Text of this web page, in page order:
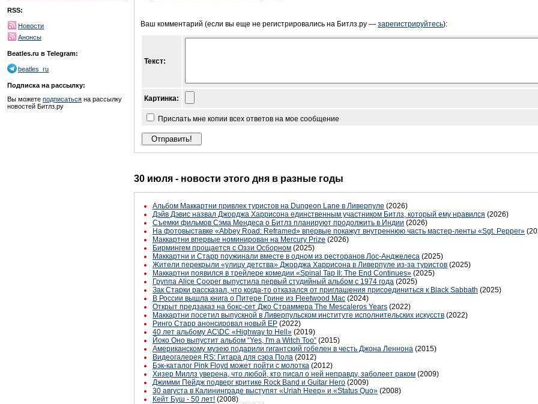
RSS:
Новости
Анонсы
Beatles.ru в Telegram:
beatles_ru
Подписка на рассылку:
Вы можете подписаться на рассылку
новостей Битлз.ру
Ваш комментарий (если вы еще не регистрировались на Битлз.ру — зарегистрируйтесь):
Текст:
Картинка:
Прислать мне копии всех ответов на мое сообщение
30 июля - новости этого дня в разные годы
Альбом Маккартни привлек туристов на Dungeon Lane в Ливерпуле (2026)
Дэйв Дэвис назвал Джорджа Харрисона единственным участником Битлз, который ему нравился (2026)
Съемки фильмов Сэма Мендеса о Битлз планируют продолжить в Индии (2026)
На фотовыставке «Abbey Road: Reframed» впервые покажут внутреннюю часть мастер-ленты «Sgt. Pepper»
Маккартни впервые номинирован на Mercury Prize (2026)
Бирмингем прощается с Оззи Осборном (2025)
Маккартни и Старр поужинали вместе в одном из ресторанов Лос-Анджелеса (2025)
Жители перекрыли «улицу детства» Джорджа Харрисона в Ливерпуле из-за туристов (2025)
Маккартни появился в трейлере комедии «Spinal Tap II: The End Continues» (2025)
Группа Alice Cooper выпустила первый студийный альбом с 1974 года (2025)
Зак Старки рассказал, что когда-то отказался от приглашения присоединиться к Black Sabbath (2025)
В России вышла книга о Питере Грине из Fleetwood Mac (2024)
Открыт предзаказ на бокс-сет Джо Страммера The Mescaleros Years (2022)
Маккартни посетил выпускной в Ливерпульском институте исполнительских искусств (2022)
Ринго Старр анонсировал новый EP (2022)
40 лет альбому AC\DC «Highway to Hell» (2019)
Йоко Оно выпустит альбом “Yes, I'm a Witch Too” (2015)
Американскому музею подарили гигантский гобелен в честь Джона Леннона (2015)
Видеогалерея RS: Гитара для сэра Пола (2012)
Бэк-каталог Pink Floyd может пойти с молотка (2012)
Хизер Миллз уверена, что любой, кто писал о ней неправду, заболеет раком (2009)
Джимми Пейдж подверг критике Rock Band и Guitar Hero (2009)
30 августа в Калининграде выступят «Uriah Heep» и «Status Quo» (2008)
Кейт Буш - 50 лет! (2008)